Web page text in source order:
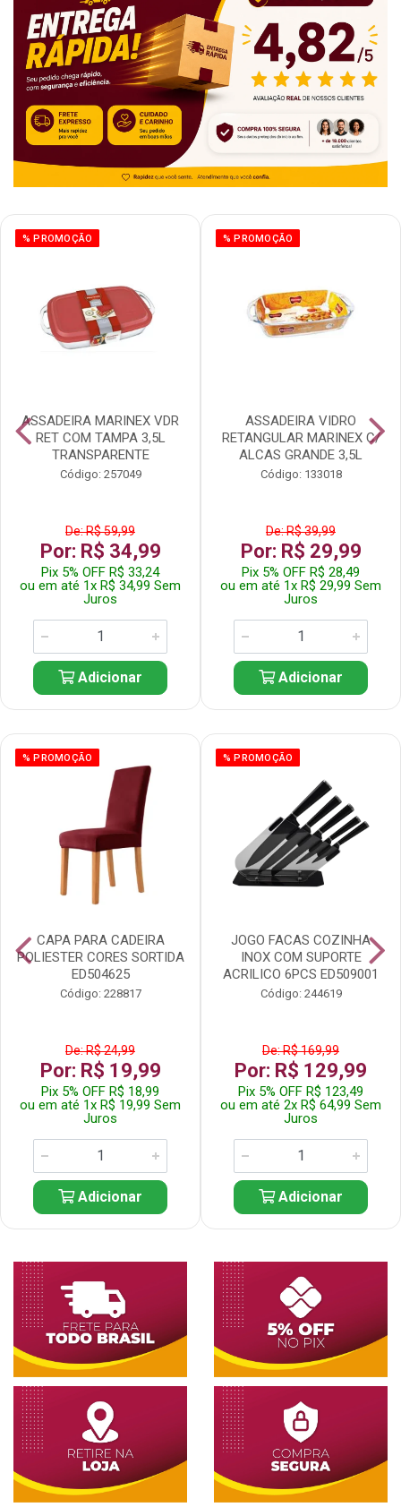
% PROMOÇÃO
ASSADEIRA MARINEX VDR
RET COM TAMPA 3,5L
TRANSPARENTE
Código: 257049
De: R$ 59,99
Por: R$ 34,99
Pix 5% OFF R$ 33,24
ou em até 1x R$ 34,99 Sem
Juros
Adicionar
% PROMOÇÃO
ASSADEIRA VIDRO
RETANGULAR MARINEX C/
ALCAS GRANDE 3,5L
Código: 133018
De: R$ 39,99
Por: R$ 29,99
Pix 5% OFF R$ 28,49
ou em até 1x R$ 29,99 Sem
Juros
Adicionar
% PROMOÇÃO
CAPA PARA CADEIRA
POLIESTER CORES SORTIDA
ED504625
Código: 228817
De: R$ 24,99
Por: R$ 19,99
Pix 5% OFF R$ 18,99
ou em até 1x R$ 19,99 Sem
Juros
Adicionar
% PROMOÇÃO
JOGO FACAS COZINHA
INOX COM SUPORTE
ACRILICO 6PCS ED509001
Código: 244619
De: R$ 169,99
Por: R$ 129,99
Pix 5% OFF R$ 123,49
ou em até 2x R$ 64,99 Sem
Juros
Adicionar